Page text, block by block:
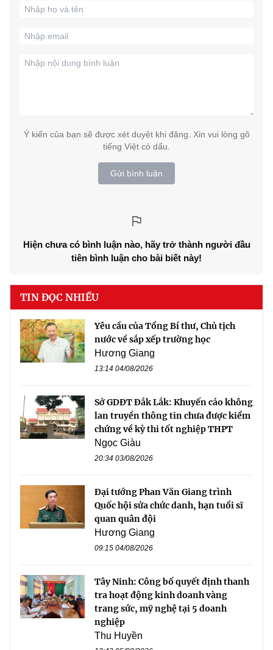
Ý kiến của bạn sẽ được xét duyệt khi đăng. Xin vui lòng gõ
tiếng Việt có dấu.
Gửi bình luận
Hiện chưa có bình luận nào, hãy trở thành người đầu
tiên bình luận cho bài biết này!
TIN ĐỌC NHIỀU
Yêu cầu của Tổng Bí thư, Chủ tịch
nước về sắp xếp trường học
Hương Giang
13:14 04/08/2026
Sở GDĐT Đắk Lắk: Khuyến cáo không
lan truyền thông tin chưa được kiểm
chứng về kỳ thi tốt nghiệp THPT
Ngọc Giàu
20:34 03/08/2026
Đại tướng Phan Văn Giang trình
Quốc hội sửa chức danh, hạn tuổi sĩ
quan quân đội
Hương Giang
09:15 04/08/2026
Tây Ninh: Công bố quyết định thanh
tra hoạt động kinh doanh vàng
trang sức, mỹ nghệ tại 5 doanh
nghiệp
Thu Huyền